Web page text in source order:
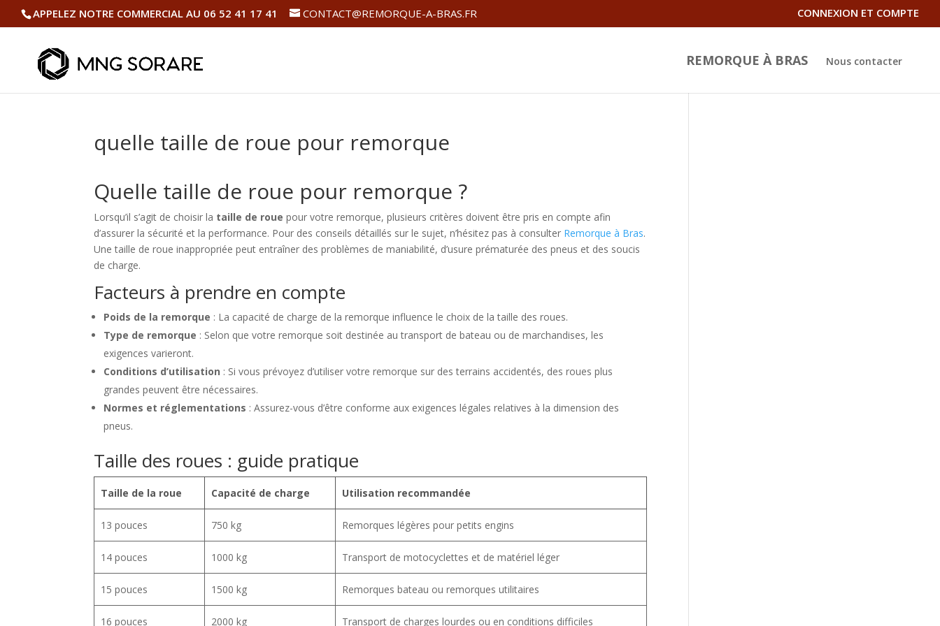
APPELEZ NOTRE COMMERCIAL AU 06 52 41 17 41 CONTACT@REMORQUE-A-BRAS.FR CONNEXION ET COMPTE
REMORQUE À BRAS Nous contacter
quelle taille de roue pour remorque
Quelle taille de roue pour remorque ?
Lorsqu’il s’agit de choisir la taille de roue pour votre remorque, plusieurs critères doivent être pris en compte afin
d’assurer la sécurité et la performance. Pour des conseils détaillés sur le sujet, n’hésitez pas à consulter Remorque à Bras.
Une taille de roue inappropriée peut entraîner des problèmes de maniabilité, d’usure prématurée des pneus et des soucis
de charge.
Facteurs à prendre en compte
Poids de la remorque : La capacité de charge de la remorque influence le choix de la taille des roues.
Type de remorque : Selon que votre remorque soit destinée au transport de bateau ou de marchandises, les
exigences varieront.
Conditions d’utilisation : Si vous prévoyez d’utiliser votre remorque sur des terrains accidentés, des roues plus
grandes peuvent être nécessaires.
Normes et réglementations : Assurez-vous d’être conforme aux exigences légales relatives à la dimension des
pneus.
Taille des roues : guide pratique
Taille de la roue Capacité de charge Utilisation recommandée
13 pouces 750 kg Remorques légères pour petits engins
14 pouces 1000 kg Transport de motocyclettes et de matériel léger
15 pouces 1500 kg Remorques bateau ou remorques utilitaires
16 pouces 2000 kg Transport de charges lourdes ou en conditions difficiles